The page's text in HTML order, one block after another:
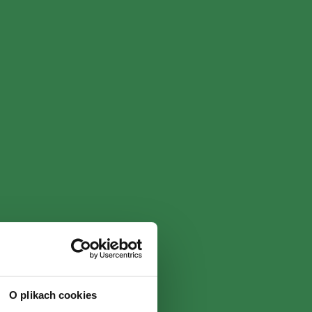
O plikach cookies